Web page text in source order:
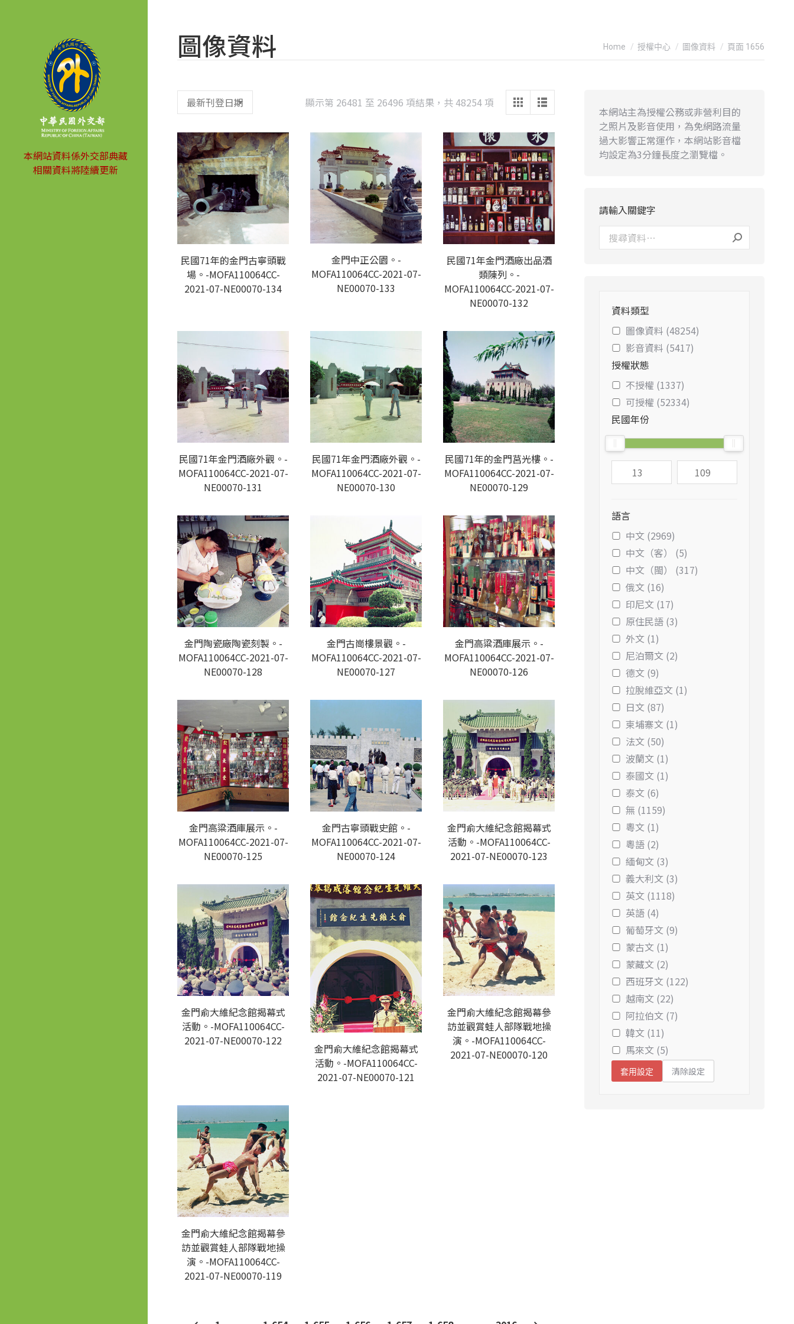
本網站資料係外交部典藏
相關資料將陸續更新
圖像資料 You are here:
Home 授權中心 圖像資料 頁面 1656
顯示第 26481 至 26496 項結果，共 48254 項 Sorted
latest
民國71年的金門古寧頭戰
場。-MOFA110064CC-
2021-07-NE00070-134
金門中正公園。-
MOFA110064CC-2021-07-
NE00070-133
民國71年金門酒廠出品酒
類陳列。-
MOFA110064CC-2021-07-
NE00070-132
民國71年金門酒廠外觀。-
MOFA110064CC-2021-07-
NE00070-131
民國71年金門酒廠外觀。-
MOFA110064CC-2021-07-
NE00070-130
民國71年的金門莒光樓。-
MOFA110064CC-2021-07-
NE00070-129
金門陶瓷廠陶瓷刻製。-
MOFA110064CC-2021-07-
NE00070-128
金門古崗樓景觀。-
MOFA110064CC-2021-07-
NE00070-127
金門高粱酒庫展示。-
MOFA110064CC-2021-07-
NE00070-126
金門高粱酒庫展示。-
MOFA110064CC-2021-07-
NE00070-125
金門古寧頭戰史館。-
MOFA110064CC-2021-07-
NE00070-124
金門俞大維紀念館揭幕式
活動。-MOFA110064CC-
2021-07-NE00070-123
金門俞大維紀念館揭幕式
活動。-MOFA110064CC-
2021-07-NE00070-122
金門俞大維紀念館揭幕式
活動。-MOFA110064CC-
2021-07-NE00070-121
金門俞大維紀念館揭幕參
訪並觀賞蛙人部隊戰地操
演。-MOFA110064CC-
2021-07-NE00070-120
金門俞大維紀念館揭幕參
訪並觀賞蛙人部隊戰地操
演。-MOFA110064CC-
2021-07-NE00070-119
本網站主為授權公務或非營利目的
之照片及影音使用，為免網路流量
過大影響正常運作，本網站影音檔
均設定為3分鐘長度之瀏覽檔。
請輸入關鍵字
資料類型
圖像資料 (48254)
影音資料 (5417)
授權狀態
不授權 (1337)
可授權 (52334)
民國年份
語言
中文 (2969)
中文（客） (5)
中文（閩） (317)
俄文 (16)
印尼文 (17)
原住民語 (3)
外文 (1)
尼泊爾文 (2)
德文 (9)
拉脫維亞文 (1)
日文 (87)
柬埔寨文 (1)
法文 (50)
波蘭文 (1)
泰國文 (1)
泰文 (6)
無 (1159)
粵文 (1)
粵語 (2)
緬甸文 (3)
義大利文 (3)
英文 (1118)
英語 (4)
葡萄牙文 (9)
蒙古文 (1)
蒙藏文 (2)
西班牙文 (122)
越南文 (22)
阿拉伯文 (7)
韓文 (11)
馬來文 (5)
套用設定 清除設定